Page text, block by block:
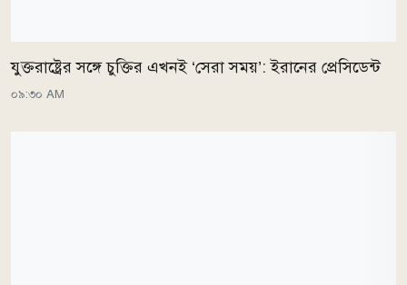
যুক্তরাষ্ট্রের সঙ্গে চুক্তির এখনই ‘সেরা সময়’: ইরানের প্রেসিডেন্ট
০৯:৩০ AM